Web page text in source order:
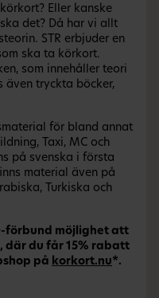
Eller kanske
det? Då har vi allt
STR erbjuder en
ska ta körkort.
som innehåller teori
även tryckta böcker,
för bland annat
Taxi, MC och
på svenska i första
material även på
Turkiska och
förbund möjlighet att
där du får 15% rabatt
på korkort.nu*.